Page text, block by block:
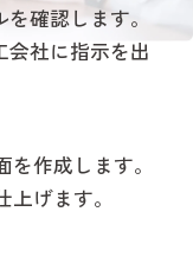
確認します。
会社に指示を出
作成します。
げます。